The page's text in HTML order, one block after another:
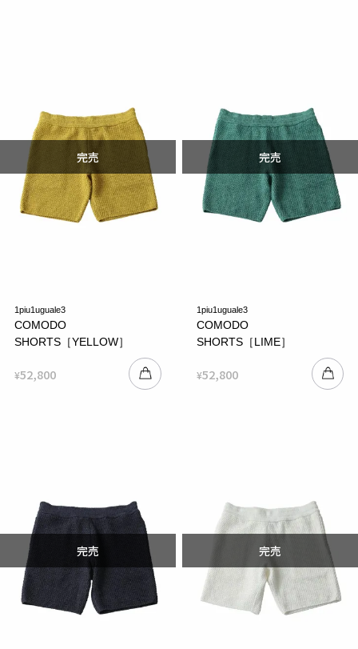
1piu1uguale3
COMODO
SHORTS［YELLOW］
¥52,800
1piu1uguale3
COMODO
SHORTS［LIME］
¥52,800